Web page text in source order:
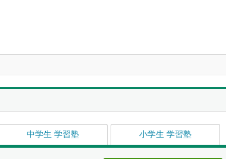
中学生 学習塾 小学生 学習塾